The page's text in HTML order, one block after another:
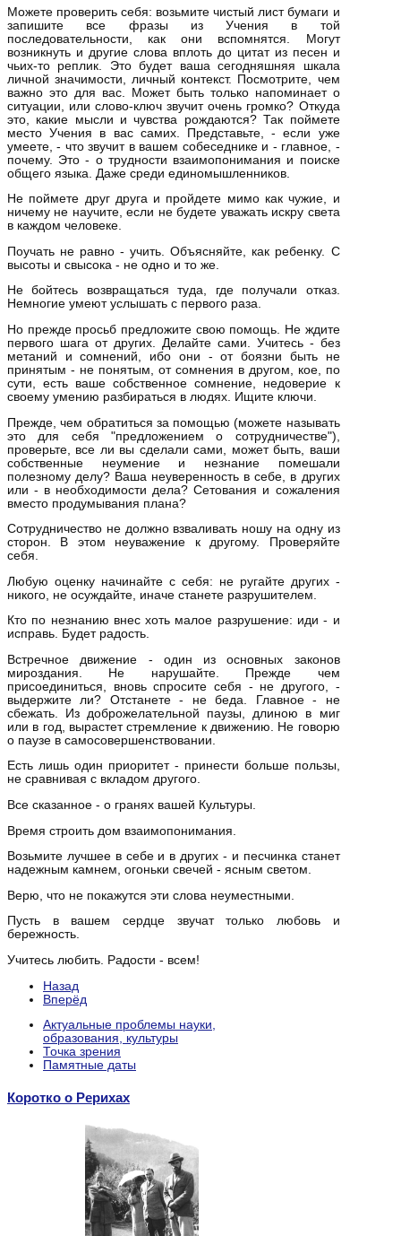
Можете проверить себя: возьмите чистый лист бумаги и
запишите все фразы из Учения в той
последовательности, как они вспомнятся. Могут
возникнуть и другие слова вплоть до цитат из песен и
чьих-то реплик. Это будет ваша сегодняшняя шкала
личной значимости, личный контекст. Посмотрите, чем
важно это для вас. Может быть только напоминает о
ситуации, или слово-ключ звучит очень громко? Откуда
это, какие мысли и чувства рождаются? Так поймете
место Учения в вас самих. Представьте, - если уже
умеете, - что звучит в вашем собеседнике и - главное, -
почему. Это - о трудности взаимопонимания и поиске
общего языка. Даже среди единомышленников.
Не поймете друг друга и пройдете мимо как чужие, и
ничему не научите, если не будете уважать искру света
в каждом человеке.
Поучать не равно - учить. Объясняйте, как ребенку. С
высоты и свысока - не одно и то же.
Не бойтесь возвращаться туда, где получали отказ.
Немногие умеют услышать с первого раза.
Но прежде просьб предложите свою помощь. Не ждите
первого шага от других. Делайте сами. Учитесь - без
метаний и сомнений, ибо они - от боязни быть не
принятым - не понятым, от сомнения в другом, кое, по
сути, есть ваше собственное сомнение, недоверие к
своему умению разбираться в людях. Ищите ключи.
Прежде, чем обратиться за помощью (можете называть
это для себя "предложением о сотрудничестве"),
проверьте, все ли вы сделали сами, может быть, ваши
собственные неумение и незнание помешали
полезному делу? Ваша неуверенность в себе, в других
или - в необходимости дела? Сетования и сожаления
вместо продумывания плана?
Сотрудничество не должно взваливать ношу на одну из
сторон. В этом неуважение к другому. Проверяйте
себя.
Любую оценку начинайте с себя: не ругайте других -
никого, не осуждайте, иначе станете разрушителем.
Кто по незнанию внес хоть малое разрушение: иди - и
исправь. Будет радость.
Встречное движение - один из основных законов
мироздания. Не нарушайте. Прежде чем
присоединиться, вновь спросите себя - не другого, -
выдержите ли? Отстанете - не беда. Главное - не
сбежать. Из доброжелательной паузы, длиною в миг
или в год, вырастет стремление к движению. Не говорю
о паузе в самосовершенствовании.
Есть лишь один приоритет - принести больше пользы,
не сравнивая с вкладом другого.
Все сказанное - о гранях вашей Культуры.
Время строить дом взаимопонимания.
Возьмите лучшее в себе и в других - и песчинка станет
надежным камнем, огоньки свечей - ясным светом.
Верю, что не покажутся эти слова неуместными.
Пусть в вашем сердце звучат только любовь и
бережность.
Учитесь любить. Радости - всем!
Назад
Вперёд
Актуальные проблемы науки,
образования, культуры
Точка зрения
Памятные даты
Коротко о Рерихах